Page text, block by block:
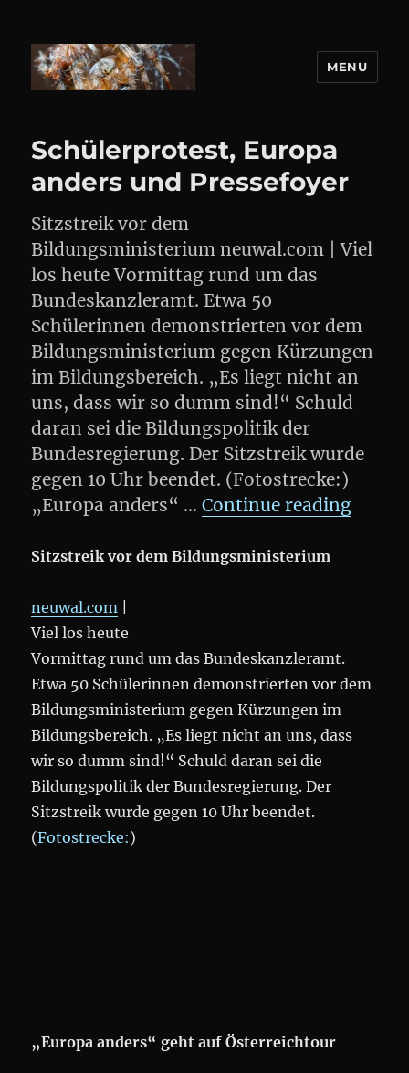
MENU
Schülerprotest, Europa
anders und Pressefoyer
Sitzstreik vor dem
Bildungsministerium neuwal.com | Viel
los heute Vormittag rund um das
Bundeskanzleramt. Etwa 50
Schülerinnen demonstrierten vor dem
Bildungsministerium gegen Kürzungen
im Bildungsbereich. „Es liegt nicht an
uns, dass wir so dumm sind!“ Schuld
daran sei die Bildungspolitik der
Bundesregierung. Der Sitzstreik wurde
gegen 10 Uhr beendet. (Fotostrecke:)
„Europa anders“ …Continue reading
Sitzstreik vor dem Bildungsministerium
neuwal.com
Viel los heute
Vormittag rund um das Bundeskanzleramt.
Etwa 50 Schülerinnen demonstrierten vor dem
Bildungsministerium gegen Kürzungen im
Bildungsbereich. „Es liegt nicht an uns, dass
wir so dumm sind!“ Schuld daran sei die
Bildungspolitik der Bundesregierung. Der
Sitzstreik wurde gegen 10 Uhr beendet.
(Fotostrecke:)
„Europa anders“ geht auf Österreichtour